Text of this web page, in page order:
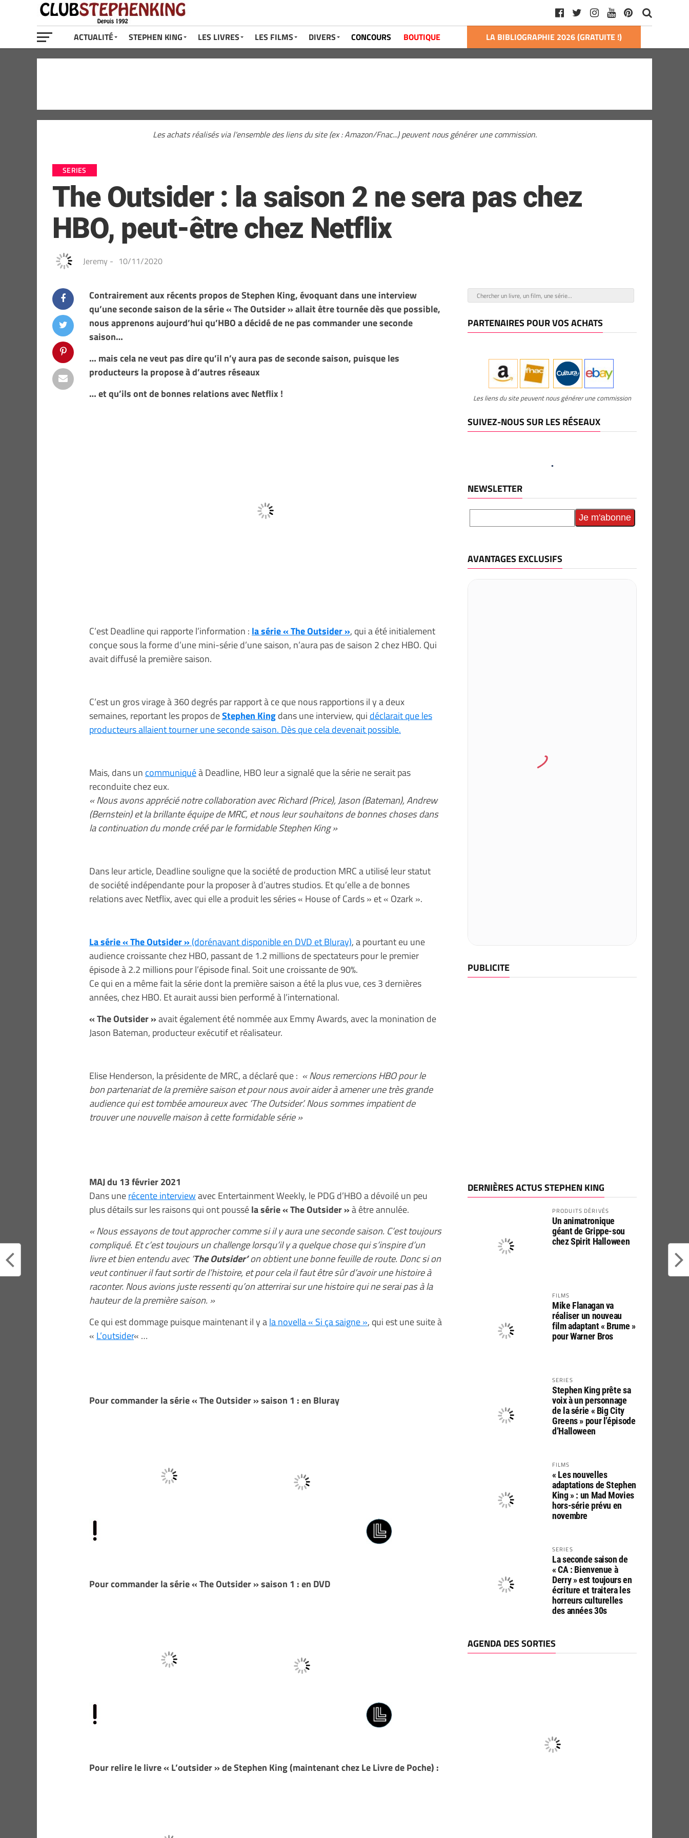
ACTUALITÉ STEPHEN KING LES LIVRES LES FILMS DIVERS CONCOURS BOUTIQUE LA BIBLIOGRAPHIE 2026 (GRATUITE !)
Les achats réalisés via l'ensemble des liens du site (ex : Amazon/Fnac...) peuvent nous générer une commission.
SERIES
The Outsider : la saison 2 ne sera pas chez
HBO, peut-être chez Netflix
Jeremy - 10/11/2020
Contrairement aux récents propos de Stephen King, évoquant dans une interview
qu’une seconde saison de la série « The Outsider » allait être tournée dès que possible,
nous apprenons aujourd’hui qu’HBO a décidé de ne pas commander une seconde
saison…
… mais cela ne veut pas dire qu’il n’y aura pas de seconde saison, puisque les
producteurs la propose à d’autres réseaux
… et qu’ils ont de bonnes relations avec Netflix !
C’est Deadline qui rapporte l’information : la série « The Outsider », qui a été initialement
conçue sous la forme d’une mini-série d’une saison, n’aura pas de saison 2 chez HBO. Qui
avait diffusé la première saison.
C’est un gros virage à 360 degrés par rapport à ce que nous rapportions il y a deux
semaines, reportant les propos deStephen Kingdans une interview, qui déclarait que les
producteurs allaient tourner une seconde saison. Dès que cela devenait possible.
Mais, dans un communiquéà Deadline, HBO leur a signalé que la série ne serait pas
reconduite chez eux.
« Nous avons apprécié notre collaboration avec Richard (Price), Jason (Bateman), Andrew
(Bernstein) et la brillante équipe de MRC, et nous leur souhaitons de bonnes choses dans
la continuation du monde créé par le formidable Stephen King »
Dans leur article, Deadline souligne que la société de production MRC a utilisé leur statut
de société indépendante pour la proposer à d’autres studios. Et qu’elle a de bonnes
relations avec Netflix, avec qui elle a produit les séries « House of Cards » et « Ozark ».
La série « The Outsider »(dorénavant disponible en DVD et Bluray), a pourtant eu une
audience croissante chez HBO, passant de 1.2 millions de spectateurs pour le premier
épisode à 2.2 millions pour l’épisode final. Soit une croissante de 90%.
Ce qui en a même fait la série dont la première saison a été la plus vue, ces 3 dernières
années, chez HBO. Et aurait aussi bien performé à l’international.
« The Outsider »avait également été nommée aux Emmy Awards, avec la monination de
Jason Bateman, producteur exécutif et réalisateur.
Elise Henderson, la présidente de MRC, a déclaré que : « Nous remercions HBO pour le
bon partenariat de la première saison et pour nous avoir aider à amener une très grande
audience qui est tombée amoureux avec ‘The Outsider’. Nous sommes impatient de
trouver une nouvelle maison à cette formidable série »
MAJ du 13 février 2021
Dans unerécente interviewavec Entertainment Weekly, le PDG d’HBO a dévoilé un peu
plus détails sur les raisons qui ont pousséla série « The Outsider »à être annulée.
« Nous essayons de tout approcher comme si il y aura une seconde saison. C’est toujours
compliqué. Et c’est toujours un challenge lorsqu’il y a quelque chose qui s’inspire d’un
livre et bien entendu avec ‘The Outsider’on obtient une bonne feuille de route. Donc si on
veut continuer il faut sortir de l’histoire, et pour cela il faut être sûr d’avoir une histoire à
raconter. Nous avions juste ressenti qu’on atterrirai sur une histoire qui ne serai pas à la
hauteur de la première saison. »
Ce qui est dommage puisque maintenant il y ala novella « Si ça saigne », qui est une suite à
« L’outsider« …
Pour commander la série « The Outsider » saison 1 : en Bluray
Pour commander la série « The Outsider » saison 1 : en DVD
Pour relire le livre « L’outsider » de Stephen King (maintenant chez Le Livre de Poche) :
PARTENAIRES POUR VOS ACHATS
Les liens du site peuvent nous générer une commission
SUIVEZ-NOUS SUR LES RÉSEAUX
NEWSLETTER
AVANTAGES EXCLUSIFS
PUBLICITE
DERNIÈRES ACTUS STEPHEN KING
PRODUITS DÉRIVÉS
Un animatronique
géant de Grippe-sou
chez Spirit Halloween
FILMS
Mike Flanagan va
réaliser un nouveau
film adaptant « Brume »
pour Warner Bros
SERIES
Stephen King prête sa
voix à un personnage
de la série « Big City
Greens » pour l’épisode
d’Halloween
FILMS
« Les nouvelles
adaptations de Stephen
King » : un Mad Movies
hors-série prévu en
novembre
SERIES
La seconde saison de
« CA : Bienvenue à
Derry » est toujours en
écriture et traitera les
horreurs culturelles
des années 30s
AGENDA DES SORTIES